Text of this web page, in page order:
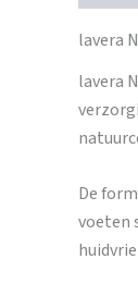
lavera
lavera
De
voeten